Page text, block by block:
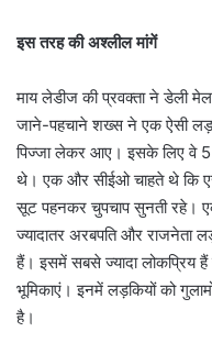
इस तरह की अश्लील मांगें
माय लेडीज की प्रवक्ता ने डेली
जाने-पहचाने शख्स ने एक ऐसी
पिज्जा लेकर आए। इसके लिए वे
थे। एक और सीईओ चाहते थे कि
सूट पहनकर चुपचाप सुनती रहे।
ज्यादातर अरबपति और राजनेता
हैं। इसमें सबसे ज्यादा लोकप्रिय
भूमिकाएं। इनमें लड़कियों को
है।